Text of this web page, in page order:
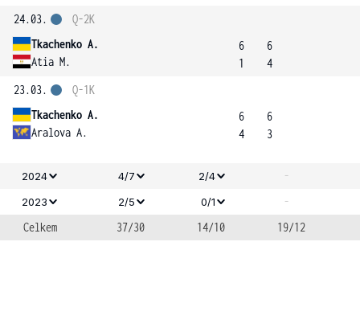
24.03.
Tkachenko A.
Atia M.
Q-2K
6
1
6
4
23.03.
Tkachenko A.
Aralova A.
Q-1K
6
4
6
3
2024 4/7 2/4 -
2023 2/5 0/1
-
Celkem
37/30 14/10 19/12